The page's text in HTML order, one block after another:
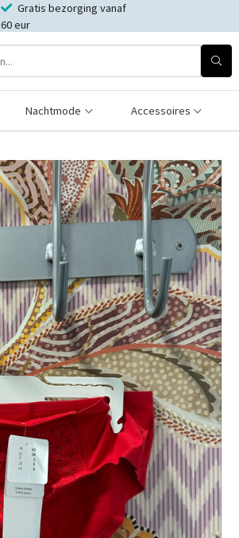
Gratis bezorging vanaf
60 eur
Nachtmode Accessoires